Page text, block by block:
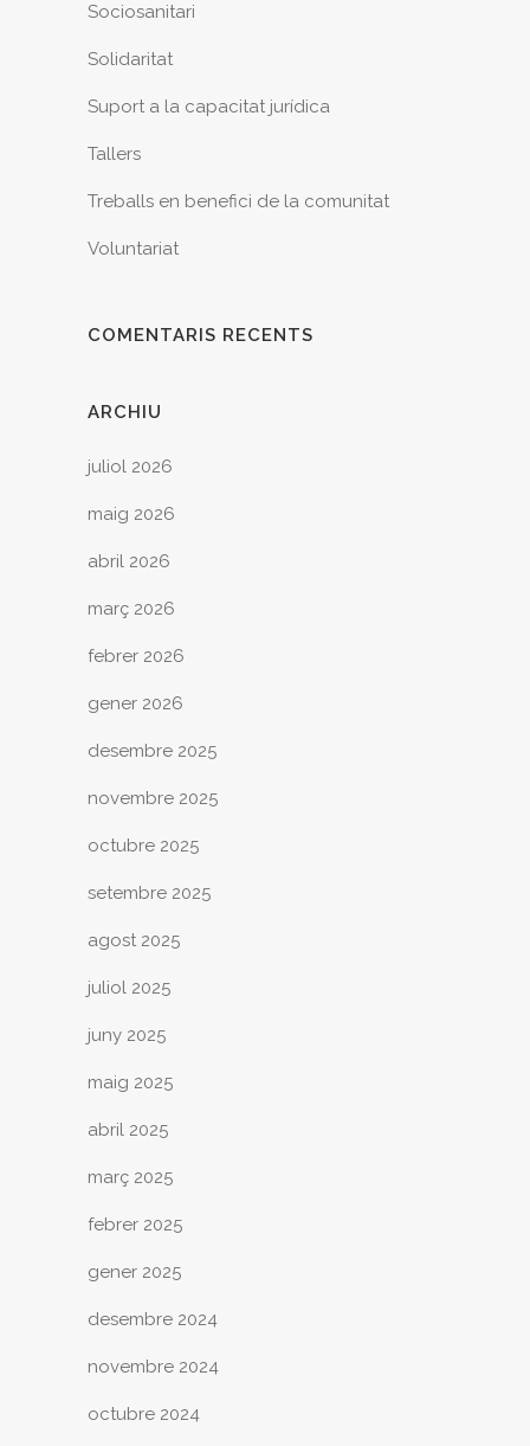
Sociosanitari
Solidaritat
Suport a la capacitat jurídica
Tallers
Treballs en benefici de la comunitat
Voluntariat
COMENTARIS RECENTS
ARCHIU
juliol 2026
maig 2026
abril 2026
març 2026
febrer 2026
gener 2026
desembre 2025
novembre 2025
octubre 2025
setembre 2025
agost 2025
juliol 2025
juny 2025
maig 2025
abril 2025
març 2025
febrer 2025
gener 2025
desembre 2024
novembre 2024
octubre 2024